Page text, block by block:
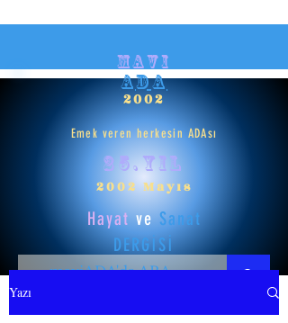
mavi
ADA
2002
Emek veren herkesin ADAsı
25.yıl
2002 Mayıs
HayatveSanat
DERGİSİ
Yazı